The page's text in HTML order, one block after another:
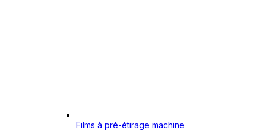
Films à pré-étirage machine